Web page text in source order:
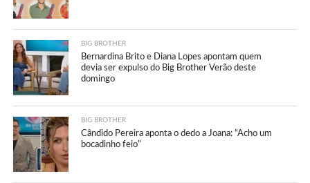
BIG BROTHER
Bernardina Brito e Diana Lopes apontam quem
devia ser expulso do Big Brother Verão deste
domingo
BIG BROTHER
Cândido Pereira aponta o dedo a Joana: “Acho um
bocadinho feio”